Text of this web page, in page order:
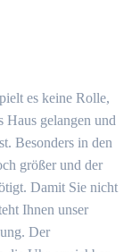
es keine Rolle,
Haus gelangen und
Besonders in den
größer und der
Damit Sie nicht
Ihnen unser
Der